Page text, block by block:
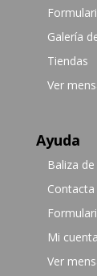
Galería
Tiendas
Ver
Ayuda
Baliza
Mi cuenta
Ver